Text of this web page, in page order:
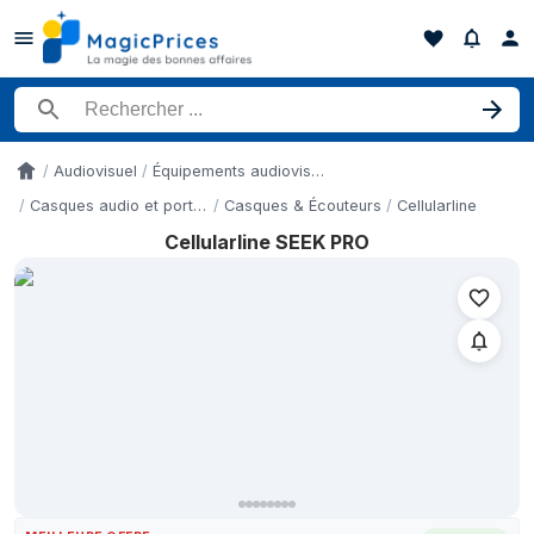
Rechercher un produit
AccueilAudiovisuel
Équipements audiovisuels
Casques audio et portables
Casques & Écouteurs Cellularline
Cellularline SEEK PRO
Historique des prix de Cellularline SEEK PRO sur les 3 derniers